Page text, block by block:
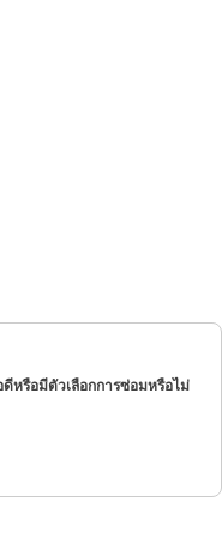
หรือมีตัวเลือกการซ่อมหรือไม่